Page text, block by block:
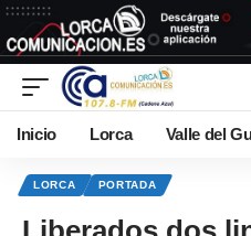
Inicio Lorca Valle del
LORCA PORTADA